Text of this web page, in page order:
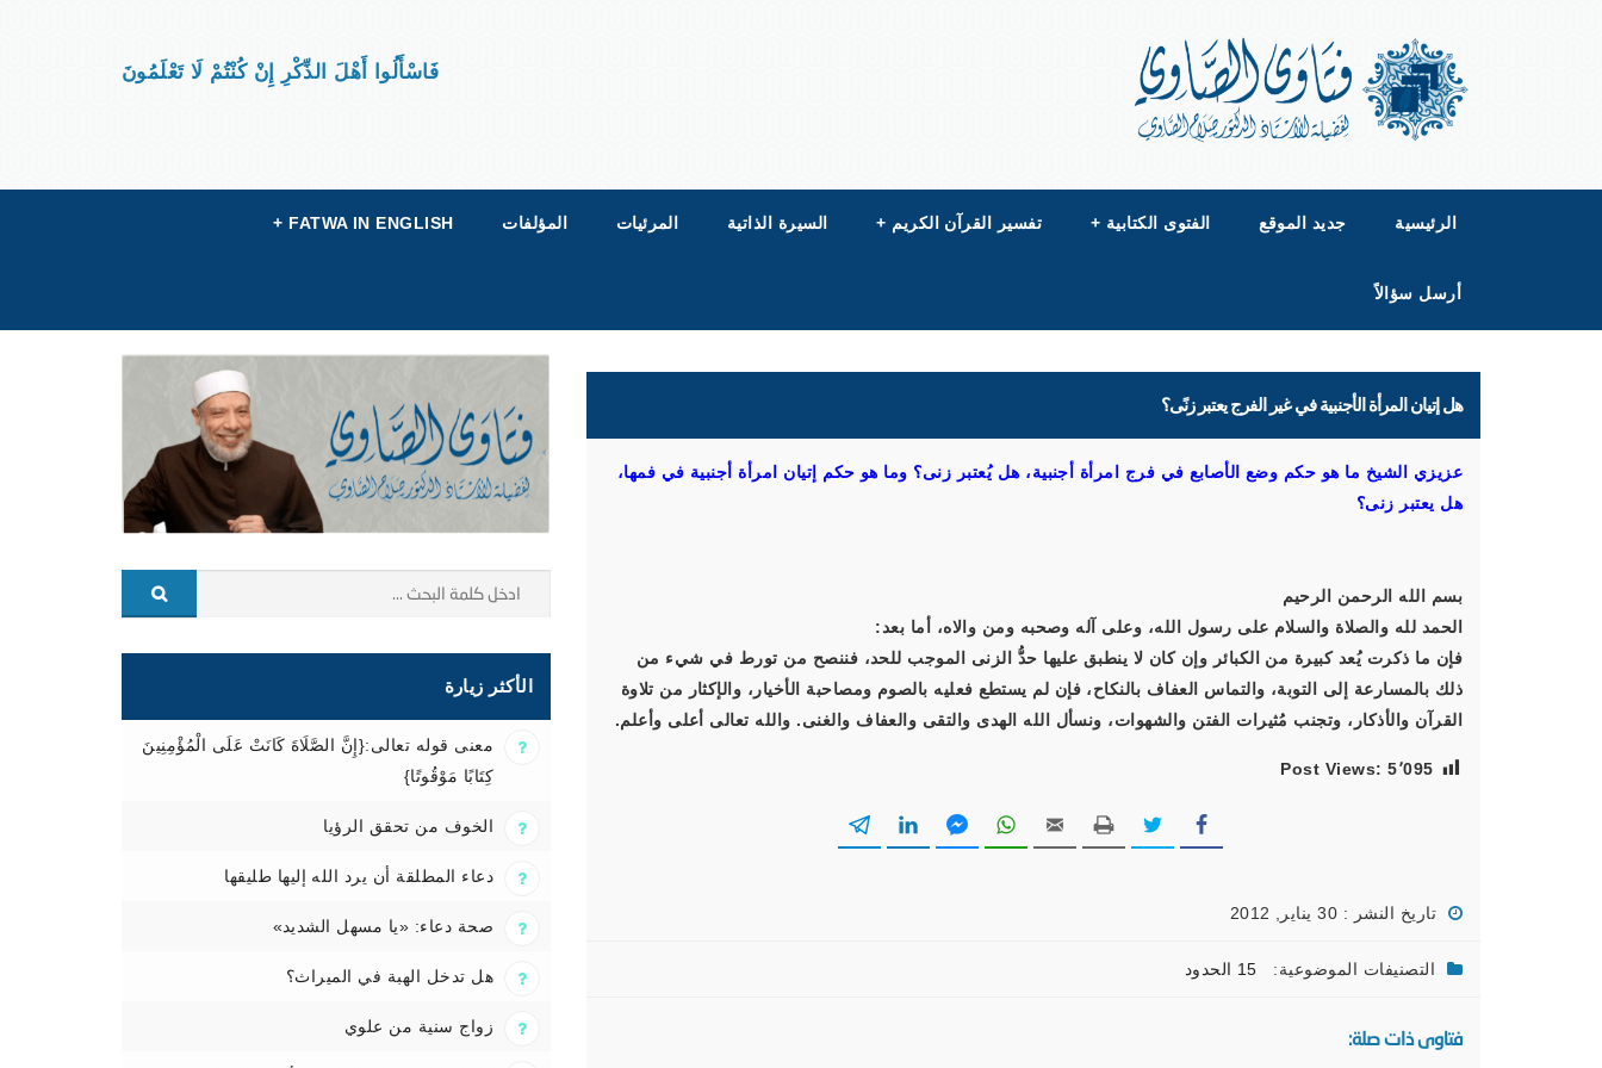
فَاسْأَلُوا أَهْلَ الذِّكْرِ إِنْ كُنْتُمْ لَا تَعْلَمُونَ
الرئيسية جديد الموقع الفتوى الكتابية + تفسير القرآن الكريم + السيرة الذاتية المرئيات المؤلفات FATWA IN ENGLISH
+
أرسل سؤالاً
هل إتيان المرأة الأجنبية في غير الفرج يعتبر زنًى؟
عزيزي الشيخ ما هو حكم وضع الأصابع في فرج امرأة أجنبية، هل يُعتبر زنى؟ وما هو حكم إتيان امرأة أجنبية في فمها،
هل يعتبر زنى؟
بسم الله الرحمن الرحيم
الحمد لله والصلاة والسلام على رسول الله، وعلى آله وصحبه ومن والاه، أما بعد:
فإن ما ذكرت يُعد كبيرة من الكبائر وإن كان لا ينطبق عليها حدُّ الزنى الموجب للحد، فننصح من تورط في شيء من
ذلك بالمسارعة إلى التوبة، والتماس العفاف بالنكاح، فإن لم يستطع فعليه بالصوم ومصاحبة الأخيار، والإكثار من تلاوة
القرآن والأذكار، وتجنب مُثيرات الفتن والشهوات، ونسأل الله الهدى والتقى والعفاف والغنى. والله تعالى أعلى وأعلم.
Post Views: 5٬095
تاريخ النشر : 30 يناير, 2012
التصنيفات الموضوعية: 15 الحدود
فتاوى ذات صلة:
الأكثر زيارة
معنى قوله تعالى:{إِنَّ الصَّلَاةَ كَانَتْ عَلَى الْمُؤْمِنِينَ
كِتَابًا مَوْقُوتًا}
الخوف من تحقق الرؤيا
دعاء المطلقة أن يرد الله إليها طليقها
صحة دعاء: «يا مسهل الشديد»
هل تدخل الهبة في الميراث؟
زواج سنية من علوي